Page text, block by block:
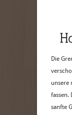
Die
unsere
fassen.
sanfte